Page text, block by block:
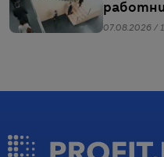
07.08.2026 /